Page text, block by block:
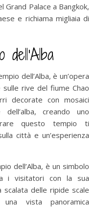
Palace a Bangkok,
e richiama migliaia di
dell’Alba, è un’opera
rive del fiume Chao
decorate con mosaici
creando uno
questo tempio ti
città e un’esperienza
dell’Alba, è un simbolo
i visitatori con la sua
delle ripide scale
vista panoramica